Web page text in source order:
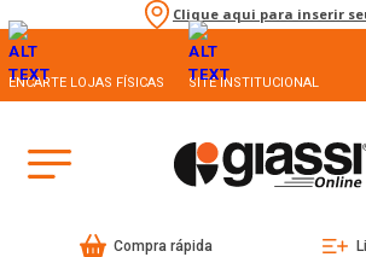
Clique aqui para inserir
ENCARTE LOJAS FÍSICAS SITE INSTITUCIONAL
Compra rápida